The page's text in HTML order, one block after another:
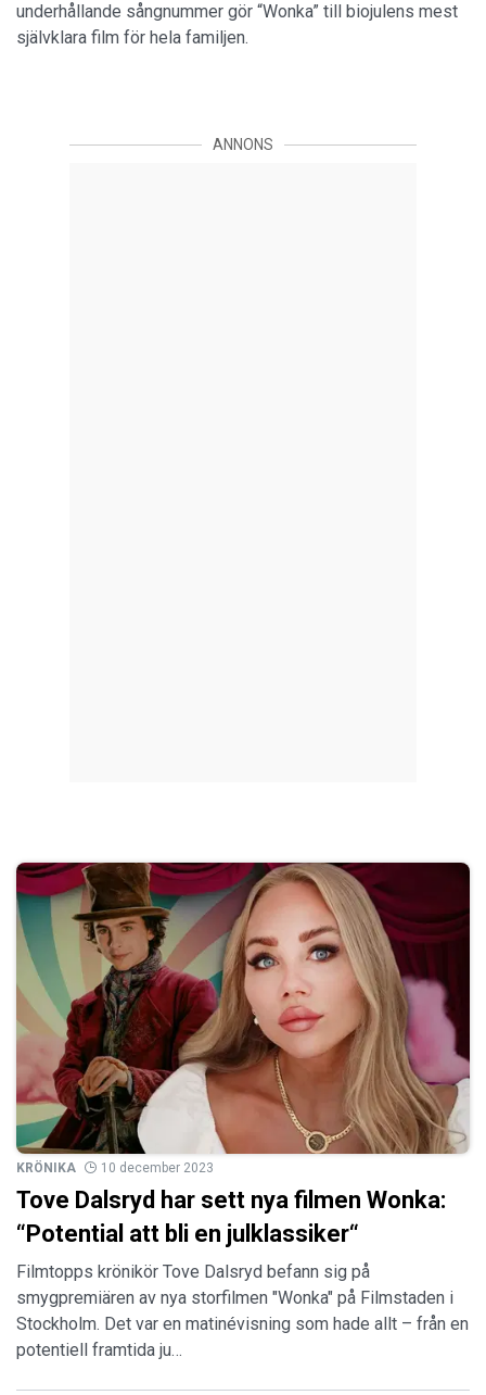
underhållande sångnummer gör “Wonka” till biojulens mest
självklara film för hela familjen.
ANNONS
KRÖNIKA 10 december 2023
Tove Dalsryd har sett nya filmen Wonka:
“Potential att bli en julklassiker“
Filmtopps krönikör Tove Dalsryd befann sig på
smygpremiären av nya storfilmen "Wonka" på Filmstaden i
Stockholm. Det var en matinévisning som hade allt – från en
potentiell framtida ju…